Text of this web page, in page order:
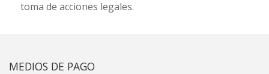
toma de acciones legales.
MEDIOS DE PAGO